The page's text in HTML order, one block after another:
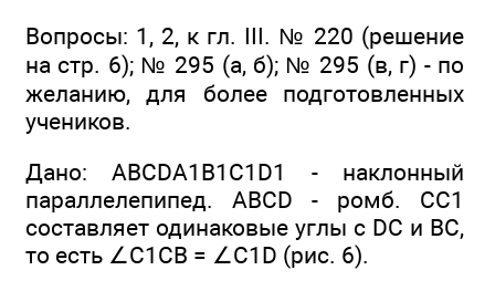
Вопросы: 1, 2, к гл. III. № 220 (решение
на стр. 6); № 295 (а, б); № 295 (в, г) - по
желанию, для более подготовленных
учеников.
Дано: ABCDA1B1C1D1 - наклонный
параллелепипед. ABCD - ромб. СС1
составляет одинаковые углы с DC и ВС,
то есть ∠С1СВ = ∠C1D (рис. 6).